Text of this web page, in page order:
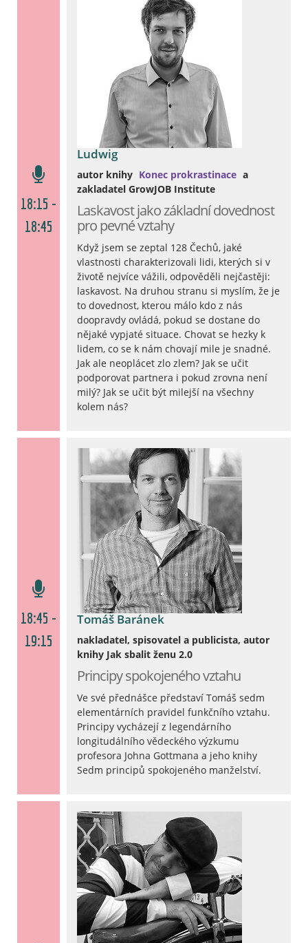
18:15 -
18:45
Ludwig
autor knihy Konec prokrastinace a
zakladatel GrowJOB Institute
Laskavost jako základní dovednost
pro pevné vztahy
Když jsem se zeptal 128 Čechů, jaké
vlastnosti charakterizovali lidi, kterých si v
životě nejvíce vážili, odpověděli nejčastěji:
laskavost. Na druhou stranu si myslím, že je
to dovednost, kterou málo kdo z nás
doopravdy ovládá, pokud se dostane do
nějaké vypjaté situace. Chovat se hezky k
lidem, co se k nám chovají mile je snadné.
Jak ale neoplácet zlo zlem? Jak se učit
podporovat partnera i pokud zrovna není
milý? Jak se učit být milejší na všechny
kolem nás?
18:45 -
19:15
Tomáš Baránek
nakladatel, spisovatel a publicista, autor
knihy Jak sbalit ženu 2.0
Principy spokojeného vztahu
Ve své přednášce představí Tomáš sedm
elementárních pravidel funkčního vztahu.
Principy vycházejí z legendárního
longitudálního vědeckého výzkumu
profesora Johna Gottmana a jeho knihy
Sedm principů spokojeného manželství.